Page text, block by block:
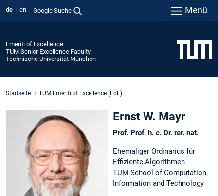
de en Google Suche Menü
Emeriti of Excellence
TUM Senior Excellence Faculty
Technische Universität München
Startseite TUM Emeriti of Excellence (EoE)
Ernst W. Mayr
Prof. Prof. h. c. Dr. rer. nat.
Ehemaliger Ordinarius für
Effiziente Algorithmen
TUM School of Computation,
Information and Technology